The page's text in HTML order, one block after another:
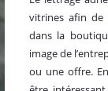
vitrines afin de
dans la
image de
ou une offre.